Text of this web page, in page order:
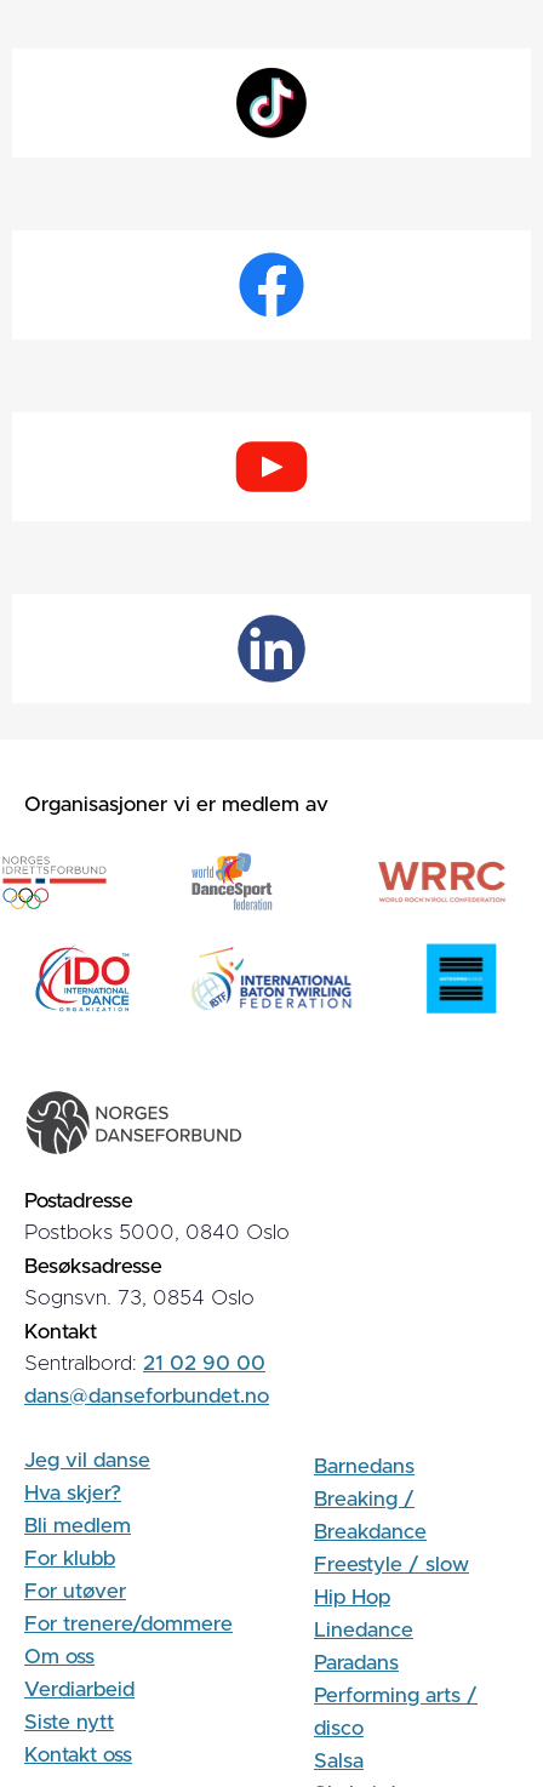
Organisasjoner vi er medlem av
Postadresse
Postboks 5000, 0840 Oslo
Besøksadresse
Sognsvn. 73, 0854 Oslo
Kontakt
Sentralbord: 21 02 90 00
dans@danseforbundet.no
Jeg vil danse
Hva skjer?
Bli medlem
For klubb
For utøver
For trenere/dommere
Om oss
Verdiarbeid
Siste nytt
Kontakt oss
Barnedans
Breaking /
Breakdance
Freestyle / slow
Hip Hop
Linedance
Paradans
Performing arts /
disco
Salsa